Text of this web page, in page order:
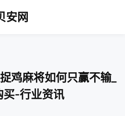
安网
鸡麻将如何只赢不输_
买-行业资讯